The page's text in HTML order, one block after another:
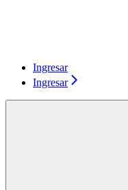
Ingresar
Ingresar